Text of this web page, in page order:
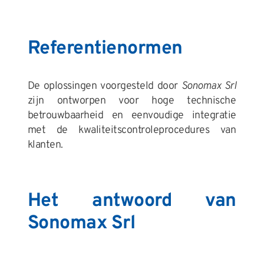
Referentienormen
De oplossingen voorgesteld door Sonomax Srl
zijn ontworpen voor hoge technische
betrouwbaarheid en eenvoudige integratie
met de kwaliteitscontroleprocedures van
klanten.
Het antwoord van
Sonomax Srl